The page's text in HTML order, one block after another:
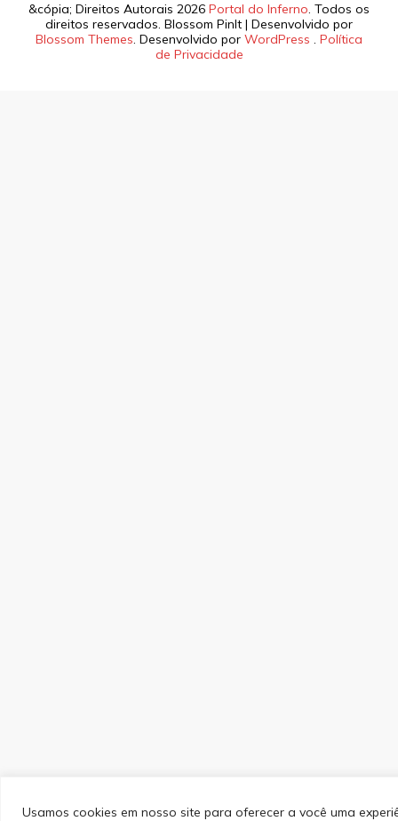
Usamos cookies em nosso site para oferecer a você uma
&cópia; Direitos Autorais 2026 Portal do Inferno. Todos os
direitos reservados. Blossom PinIt | Desenvolvido por
Blossom Themes. Desenvolvido por WordPress . Política
de Privacidade